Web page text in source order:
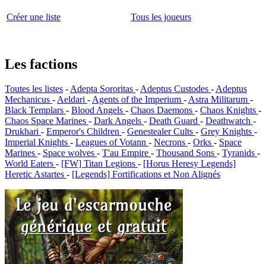
Créer une liste Tous les joueurs
Les factions
Toutes les listes -Adepta Sororitas -Adeptus Custodes -Adeptus
Mechanicus -Aeldari -Agents of the Imperium -Astra Militarum -
Black Templars - Blood Angels - Chaos Daemons - Chaos Knights -
Chaos Space Marines - Dark Angels - Death Guard - Deathwatch -
Drukhari - Emperor's Children - Genestealer Cults - Grey Knights -
Imperial Knights - Leagues of Votann - Necrons - Orks - Space
Marines - Space wolves - T'au Empire - Thousand Sons - Tyranids -
World Eaters - [FW] Titan Legions - [Horus Heresy Legends]
Heretic Astartes - [Legends] Fortifications et Non Alignés